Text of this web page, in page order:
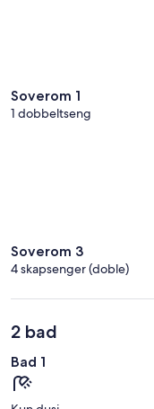
Soverom 1
1 dobbeltseng
Soverom 3
4 skapsenger (doble)
2 bad
Bad 1